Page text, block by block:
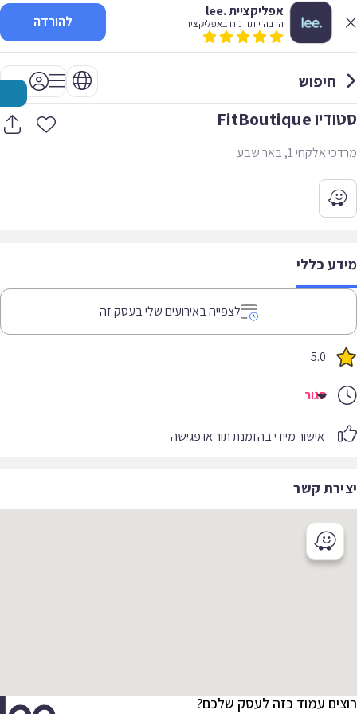
אפליקציית .lee
הרבה יותר נוח באפליקציה להורדה
חיפוש
סטודיו FitBoutique
מרדכי אלקחי 1, באר שבע
מידע כללי
לצפייה באירועים שלי בעסק זה
5.0
סגור
אישור מיידי בהזמנת תור או פגישה
יצירת קשר
רוצים עמוד כזה לעסק שלכם?